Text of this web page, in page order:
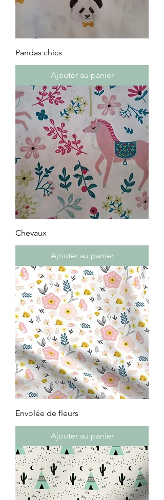
Pandas chics
Ajouter au panier
Chevaux
Ajouter au panier
Envolée de fleurs
Ajouter au panier